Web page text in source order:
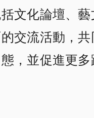
括文化論壇、
交流活動，
， 並促進更